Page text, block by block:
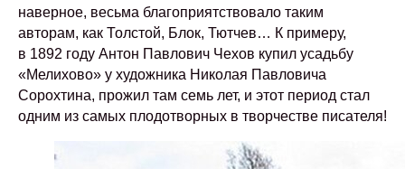
наверное, весьма благоприятствовало таким
авторам, как Толстой, Блок, Тютчев… К примеру,
в 1892 году Антон Павлович Чехов купил усадьбу
«Мелихово» у художника Николая Павловича
Сорохтина, прожил там семь лет, и этот период стал
одним из самых плодотворных в творчестве писателя!